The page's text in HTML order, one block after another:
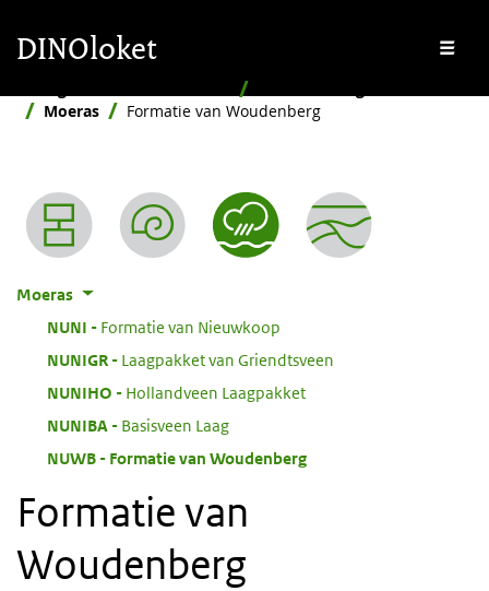
DINOloket
Moeras
Formatie van Woudenberg
Nomenclator menu
Moeras
NUNI
Formatie van Nieuwkoop
NUNIGR:
Laagpakket van Griendtsveen
NUNIHO
Hollandveen Laagpakket
NUNIBA
Basisveen Laag
NUWB: Formatie van Woudenberg
Formatie van
Woudenberg